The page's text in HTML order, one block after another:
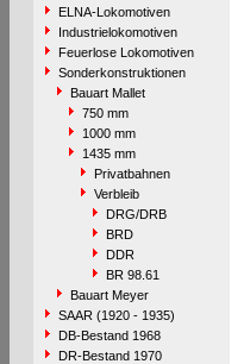
ELNA-Lokomotiven
Industrielokomotiven
Feuerlose Lokomotiven
Sonderkonstruktionen
Bauart Mallet
750 mm
1000 mm
1435 mm
Privatbahnen
Verbleib
DRG/DRB
BRD
DDR
BR 98.61
Bauart Meyer
SAAR (1920 - 1935)
DB-Bestand 1968
DR-Bestand 1970